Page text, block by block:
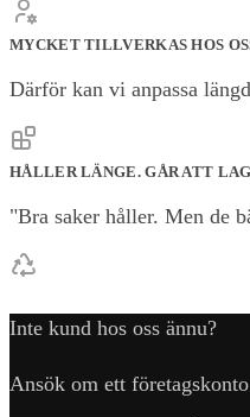
MYCKET TILLVERKAS HOS
Därför kan vi anpassa
HÅLLER LÄNGE. GÅR ATT
"Bra saker håller. Men de
Inte kund hos oss ännu?
Ansök om ett